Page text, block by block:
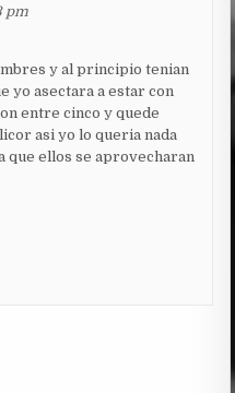
pm
y al principio tenian
yo asectara a estar con
entre cinco y quede
asi yo lo queria nada
que ellos se aprovecharan